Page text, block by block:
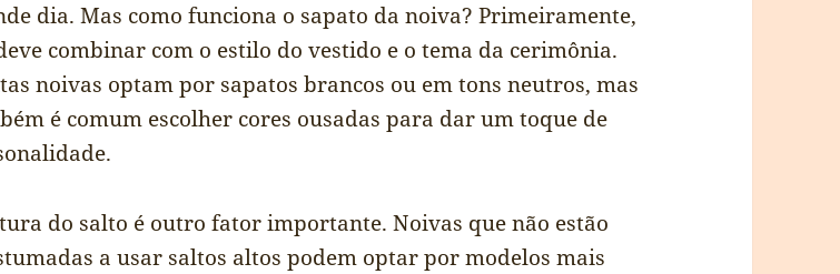
dia. Mas como funciona o sapato da noiva? Primeiramente,
combinar com o estilo do vestido e o tema da cerimônia.
noivas optam por sapatos brancos ou em tons neutros, mas
é comum escolher cores ousadas para dar um toque de
do salto é outro fator importante. Noivas que não estão
a usar saltos altos podem optar por modelos mais